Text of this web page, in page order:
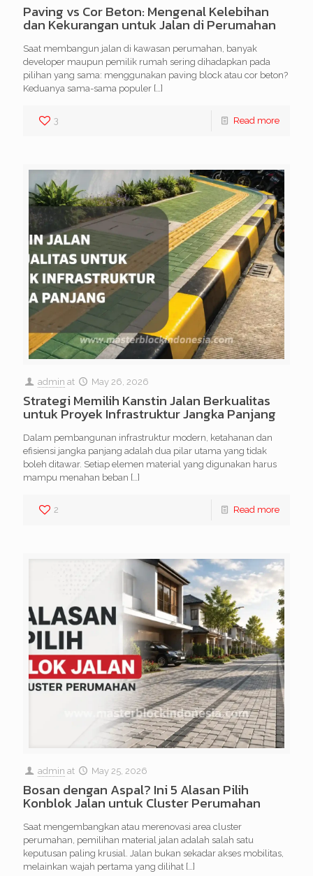
Paving vs Cor Beton: Mengenal Kelebihan
dan Kekurangan untuk Jalan di Perumahan
Saat membangun jalan di kawasan perumahan, banyak
developer maupun pemilik rumah sering dihadapkan pada
pilihan yang sama: menggunakan paving block atau cor beton?
Keduanya sama-sama populer […]
3 Read more
admin at May 26, 2026
Strategi Memilih Kanstin Jalan Berkualitas
untuk Proyek Infrastruktur Jangka Panjang
Dalam pembangunan infrastruktur modern, ketahanan dan
efisiensi jangka panjang adalah dua pilar utama yang tidak
boleh ditawar. Setiap elemen material yang digunakan harus
mampu menahan beban […]
2 Read more
admin at May 25, 2026
Bosan dengan Aspal? Ini 5 Alasan Pilih
Konblok Jalan untuk Cluster Perumahan
Saat mengembangkan atau merenovasi area cluster
perumahan, pemilihan material jalan adalah salah satu
keputusan paling krusial. Jalan bukan sekadar akses mobilitas,
melainkan wajah pertama yang dilihat […]